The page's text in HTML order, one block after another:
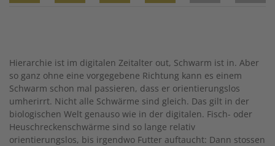
Hierarchie ist im digitalen Zeitalter out, Schwarm ist in. Aber
so ganz ohne eine vorgegebene Richtung kann es einem
Schwarm schon mal passieren, dass er orientierungslos
umherirrt. Nicht alle Schwärme sind gleich. Das gilt in der
biologischen Welt genauso wie in der digitalen. Fisch- oder
Heuschreckenschwärme sind so lange relativ
orientierungslos, bis irgendwo Futter auftaucht: Dann stossen